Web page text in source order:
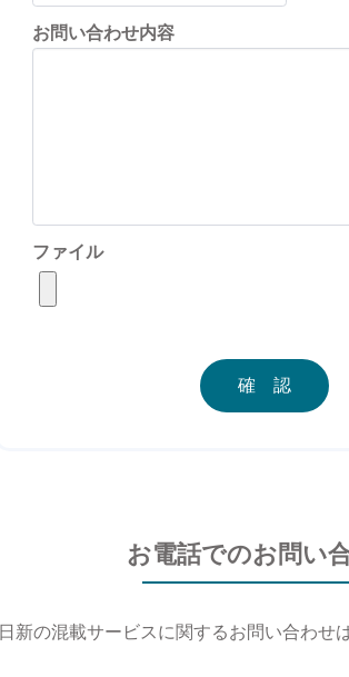
お問い合わせ内容
ファイル
確 認
お電話でのお問い
日新の混載サービスに関するお問い合わせ